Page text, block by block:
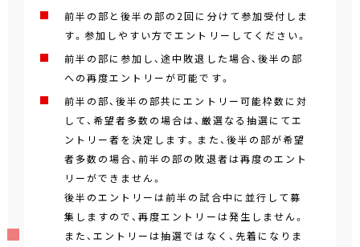
前半の部と後半の部の2回に分けて参加受付しま
す。参加しやすい方でエントリーしてください。
前半の部に参加し、途中敗退した場合、後半の部
への再度エントリーが可能です。
前半の部、後半の部共にエントリー可能枠数に対
して、希望者多数の場合は、厳選なる抽選にてエ
ントリー者を決定します。また、後半の部が希望
者多数の場合、前半の部の敗退者は再度のエント
リーができません。
後半のエントリーは前半の試合中に並行して募
集しますので、再度エントリーは発生しません。
また、エントリーは抽選ではなく、先着になりま